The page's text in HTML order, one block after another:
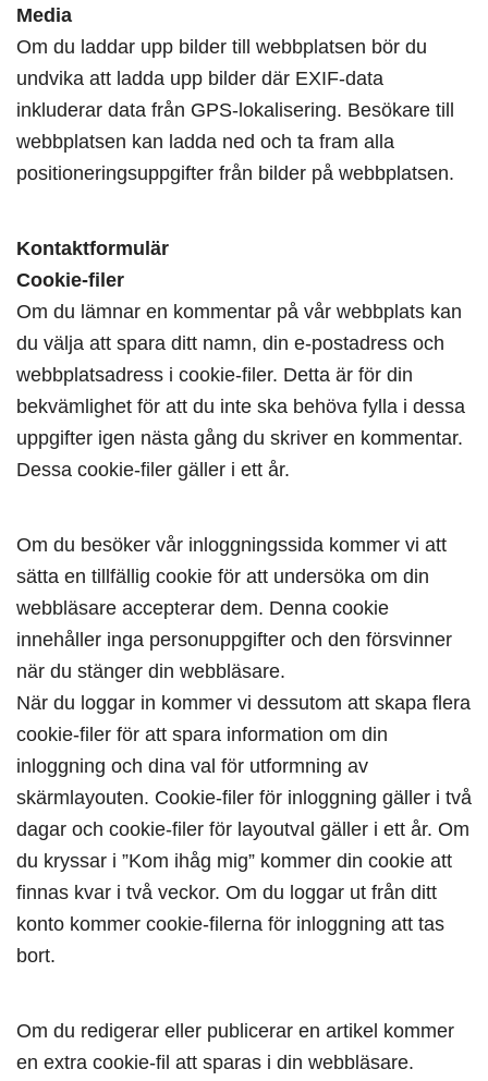
Media
Om du laddar upp bilder till webbplatsen bör du
undvika att ladda upp bilder där EXIF-data
inkluderar data från GPS-lokalisering. Besökare till
webbplatsen kan ladda ned och ta fram alla
positioneringsuppgifter från bilder på webbplatsen.
Kontaktformulär
Cookie-filer
Om du lämnar en kommentar på vår webbplats kan
du välja att spara ditt namn, din e-postadress och
webbplatsadress i cookie-filer. Detta är för din
bekvämlighet för att du inte ska behöva fylla i dessa
uppgifter igen nästa gång du skriver en kommentar.
Dessa cookie-filer gäller i ett år.
Om du besöker vår inloggningssida kommer vi att
sätta en tillfällig cookie för att undersöka om din
webbläsare accepterar dem. Denna cookie
innehåller inga personuppgifter och den försvinner
när du stänger din webbläsare.
När du loggar in kommer vi dessutom att skapa flera
cookie-filer för att spara information om din
inloggning och dina val för utformning av
skärmlayouten. Cookie-filer för inloggning gäller i två
dagar och cookie-filer för layoutval gäller i ett år. Om
du kryssar i ”Kom ihåg mig” kommer din cookie att
finnas kvar i två veckor. Om du loggar ut från ditt
konto kommer cookie-filerna för inloggning att tas
bort.
Om du redigerar eller publicerar en artikel kommer
en extra cookie-fil att sparas i din webbläsare.